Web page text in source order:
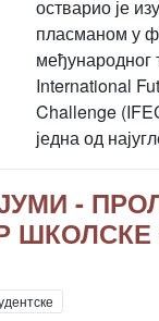
остварио је
пласманом у
International
Challenge
једна од
-
ШКОЛСКЕ